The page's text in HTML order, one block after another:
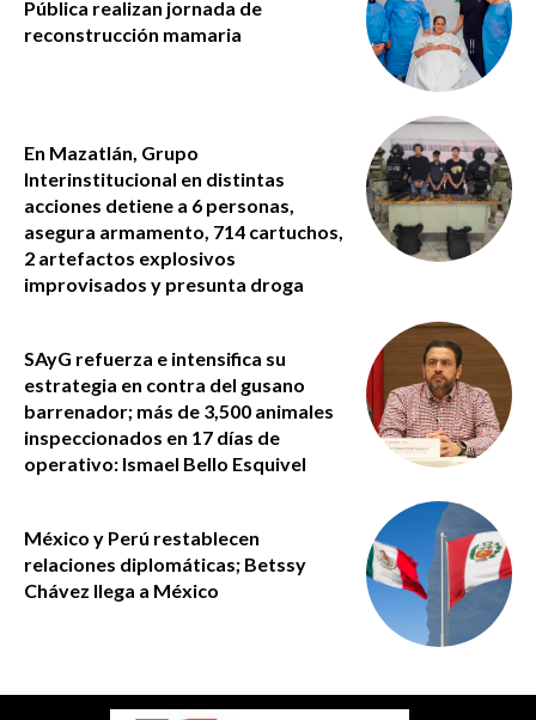
Pública realizan jornada de
reconstrucción mamaria
En Mazatlán, Grupo
Interinstitucional en distintas
acciones detiene a 6 personas,
asegura armamento, 714 cartuchos,
2 artefactos explosivos
improvisados y presunta droga
SAyG refuerza e intensifica su
estrategia en contra del gusano
barrenador; más de 3,500 animales
inspeccionados en 17 días de
operativo: Ismael Bello Esquivel
México y Perú restablecen
relaciones diplomáticas; Betssy
Chávez llega a México